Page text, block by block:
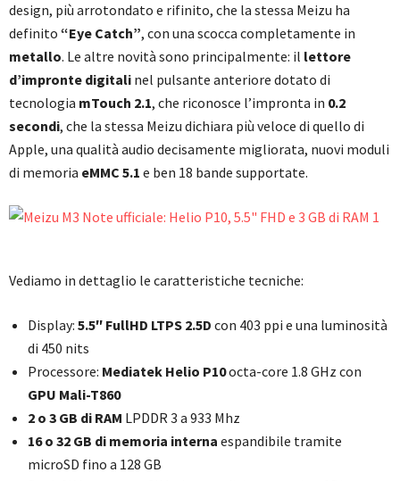
design, più arrotondato e rifinito, che la stessa Meizu ha
definito “Eye Catch”, con una scocca completamente in
metallo. Le altre novità sono principalmente: il lettore
d’impronte digitali nel pulsante anteriore dotato di
tecnologia mTouch 2.1, che riconosce l’impronta in 0.2
secondi, che la stessa Meizu dichiara più veloce di quello di
Apple, una qualità audio decisamente migliorata, nuovi moduli
di memoria eMMC 5.1 e ben 18 bande supportate.
Vediamo in dettaglio le caratteristiche tecniche:
Display: 5.5″ FullHD LTPS 2.5D con 403 ppi e una luminosità
di 450 nits
Processore: Mediatek Helio P10octa-core 1.8 GHz con
GPU Mali-T860
2 o 3 GB di RAM LPDDR 3 a 933 Mhz
16 o 32 GB di memoria interna espandibile tramite
microSD fino a 128 GB